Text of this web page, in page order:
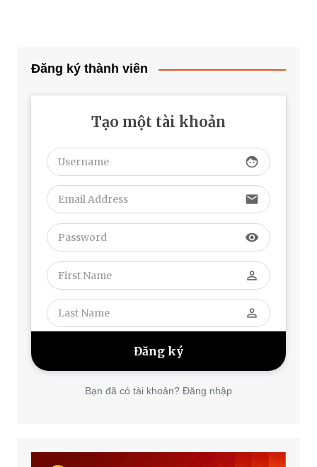
Đăng ký thành viên
Tạo một tài khoản
face
email
visibility
perm_identity
perm_identity
Bạn đã có tài khoản? Đăng nhập